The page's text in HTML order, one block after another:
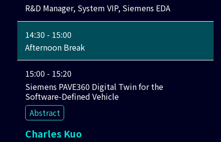
R&D Manager, System VIP, Siemens EDA
14:30 - 15:00
Afternoon Break
15:00 - 15:20
Siemens PAVE360 Digital Twin for the
Software-Defined Vehicle
Abstract
Charles Kuo